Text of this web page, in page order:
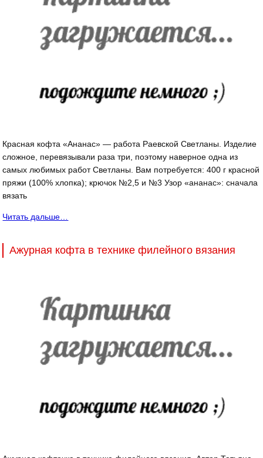
Красная кофта «Ананас» — работа Раевской Светланы. Изделие
сложное, перевязывали раза три, поэтому наверное одна из
самых любимых работ Светланы. Вам потребуется: 400 г красной
пряжи (100% хлопка); крючок №2,5 и №3 Узор «ананас»: сначала
вязать
Читать дальше…
Ажурная кофта в технике филейного вязания